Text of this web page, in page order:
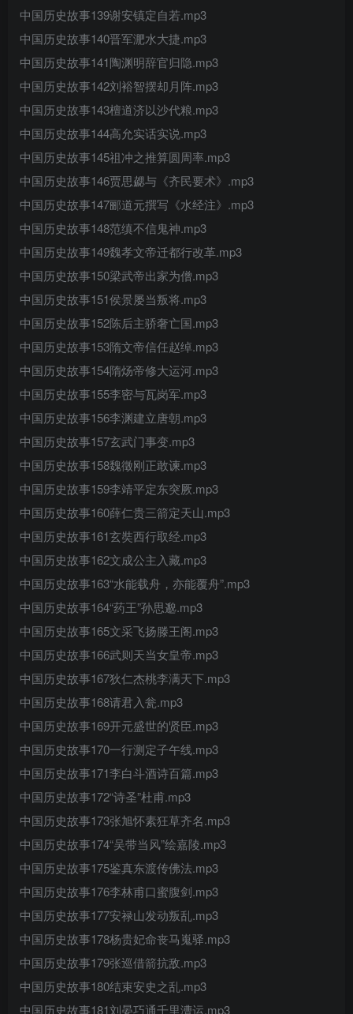
中国历史故事139谢安镇定自若.mp3
中国历史故事140晋军淝水大捷.mp3
中国历史故事141陶渊明辞官归隐.mp3
中国历史故事142刘裕智摆却月阵.mp3
中国历史故事143檀道济以沙代粮.mp3
中国历史故事144高允实话实说.mp3
中国历史故事145祖冲之推算圆周率.mp3
中国历史故事146贾思勰与《齐民要术》.mp3
中国历史故事147郦道元撰写《水经注》.mp3
中国历史故事148范缜不信鬼神.mp3
中国历史故事149魏孝文帝迁都行改革.mp3
中国历史故事150梁武帝出家为僧.mp3
中国历史故事151侯景屡当叛将.mp3
中国历史故事152陈后主骄奢亡国.mp3
中国历史故事153隋文帝信任赵绰.mp3
中国历史故事154隋炀帝修大运河.mp3
中国历史故事155李密与瓦岗军.mp3
中国历史故事156李渊建立唐朝.mp3
中国历史故事157玄武门事变.mp3
中国历史故事158魏徵刚正敢谏.mp3
中国历史故事159李靖平定东突厥.mp3
中国历史故事160薛仁贵三箭定天山.mp3
中国历史故事161玄奘西行取经.mp3
中国历史故事162文成公主入藏.mp3
中国历史故事163“水能载舟，亦能覆舟”.mp3
中国历史故事164“药王”孙思邈.mp3
中国历史故事165文采飞扬滕王阁.mp3
中国历史故事166武则天当女皇帝.mp3
中国历史故事167狄仁杰桃李满天下.mp3
中国历史故事168请君入瓮.mp3
中国历史故事169开元盛世的贤臣.mp3
中国历史故事170一行测定子午线.mp3
中国历史故事171李白斗酒诗百篇.mp3
中国历史故事172“诗圣”杜甫.mp3
中国历史故事173张旭怀素狂草齐名.mp3
中国历史故事174“吴带当风”绘嘉陵.mp3
中国历史故事175鉴真东渡传佛法.mp3
中国历史故事176李林甫口蜜腹剑.mp3
中国历史故事177安禄山发动叛乱.mp3
中国历史故事178杨贵妃命丧马嵬驿.mp3
中国历史故事179张巡借箭抗敌.mp3
中国历史故事180结束安史之乱.mp3
中国历史故事181刘晏巧通千里漕运.mp3